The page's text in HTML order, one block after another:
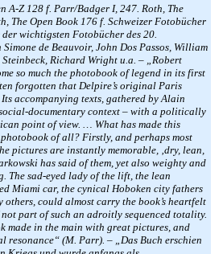
A-Z 128 f. Parr/Badger I, 247. Roth, The
The Open Book 176 f. Schweizer Fotobücher
wichtigsten Fotobücher des 20.
de Beauvoir, John Dos Passos, William
Richard Wright u.a. – „Robert
so much the photobook of legend in its first
forgotten that Delpire’s original Paris
accompanying texts, gathered by Alain
documentary context – with a politically
point of view. … What has made this
of all? Firstly, and perhaps most
pictures are instantly memorable, ‚dry, lean,
has said of them, yet also weighty and
The sad-eyed lady of the lift, the lean
Miami car, the cynical Hoboken city fathers
others, could almost carry the book’s heartfelt
part of such an adroitly sequenced totality.
made in the main with great pictures, and
resonance“ (M. Parr). – „Das Buch erschien